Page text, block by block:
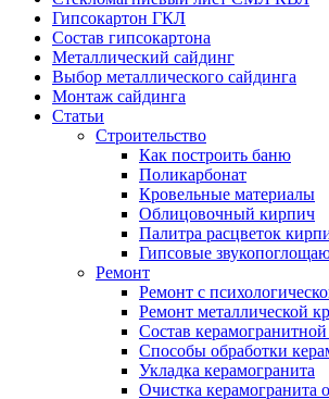
Гипсокартон ГКЛ
Состав гипсокартона
Металлический сайдинг
Выбор металлического сайдинга
Монтаж сайдинга
Статьи
Строительство
Как построить баню
Поликарбонат
Кровельные материалы
Облицовочный кирпич
Палитра расцветок
Гипсовые
Ремонт
Ремонт с
Ремонт металлической
Состав
Способы обработки
Укладка керамогранита
Очистка керамогранита